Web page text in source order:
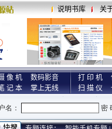
说明书库 关
像 机
数码影音
记 本 掌上无线
打 印 机
扫 描 仪